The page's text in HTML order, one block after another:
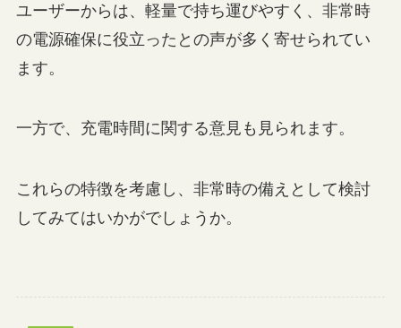
ユーザーからは、軽量で持ち運びやすく、非常時
の電源確保に役立ったとの声が多く寄せられてい
ます。
一方で、充電時間に関する意見も見られます。
これらの特徴を考慮し、非常時の備えとして検討
してみてはいかがでしょうか。